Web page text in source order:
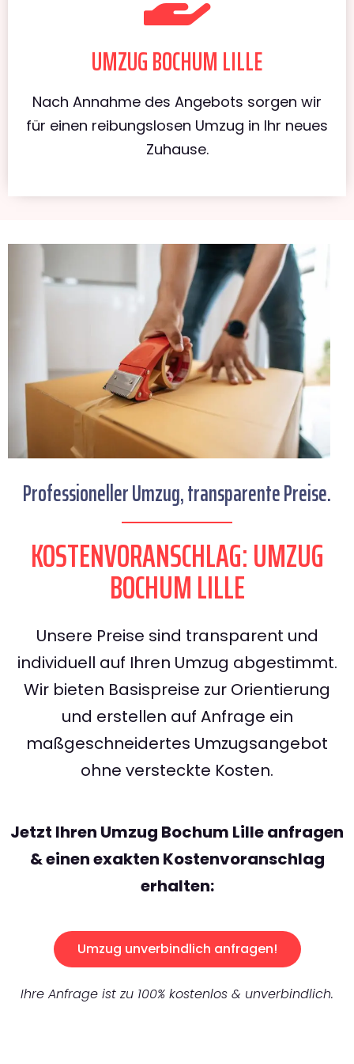
UMZUG BOCHUM LILLE
Nach Annahme des Angebots sorgen wir
für einen reibungslosen Umzug in Ihr neues
Zuhause.
Professioneller Umzug, transparente Preise.
KOSTENVORANSCHLAG: UMZUG
BOCHUM LILLE
Unsere Preise sind transparent und
individuell auf Ihren Umzug abgestimmt.
Wir bieten Basispreise zur Orientierung
und erstellen auf Anfrage ein
maßgeschneidertes Umzugsangebot
ohne versteckte Kosten.
Jetzt Ihren Umzug Bochum Lille anfragen
& einen exakten Kostenvoranschlag
erhalten:
Umzug unverbindlich anfragen!
Ihre Anfrage ist zu 100% kostenlos & unverbindlich.